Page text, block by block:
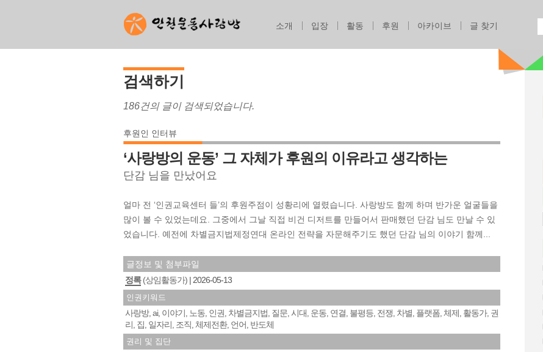
검색하기
186건의 글이 검색되었습니다.
후원인 인터뷰
‘사랑방의 운동’ 그 자체가 후원의 이유라고 생각하는
단감 님을 만났어요
얼마 전 ‘인권교육센터 들’의 후원주점이 성황리에 열렸습니다. 사랑방도 함께 하며 반가운 얼굴들을
많이 볼 수 있었는데요. 그중에서 그날 직접 비건 디저트를 만들어서 판매했던 단감 님도 만날 수 있
었습니다. 예전에 차별금지법제정연대 온라인 전략을 자문해주기도 했던 단감 님의 이야기 함께...
글정보 및 첨부파일
정록(상임활동가) 2026-05-13
인권키워드
사랑방, ai, 이야기, 노동, 인권, 차별금지법, 질문, 시대, 운동, 연결, 불평등, 전쟁, 차별, 플랫폼, 체제, 활동가, 권
리, 집, 일자리, 조직, 체제전환, 언어, 반도체
권리 및 집단
소개 입장 활동 후원 아카이브 글 찾기